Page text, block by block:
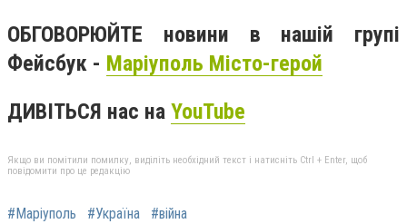
ОБГОВОРЮЙТЕ новини в нашій групі
Фейсбук - Маріуполь Місто-герой
ДИВІТЬСЯ нас на YouTube
Якщо ви помітили помилку, виділіть необхідний текст і натисніть Ctrl + Enter, щоб
повідомити про це редакцію
#Маріуполь #Україна #війна